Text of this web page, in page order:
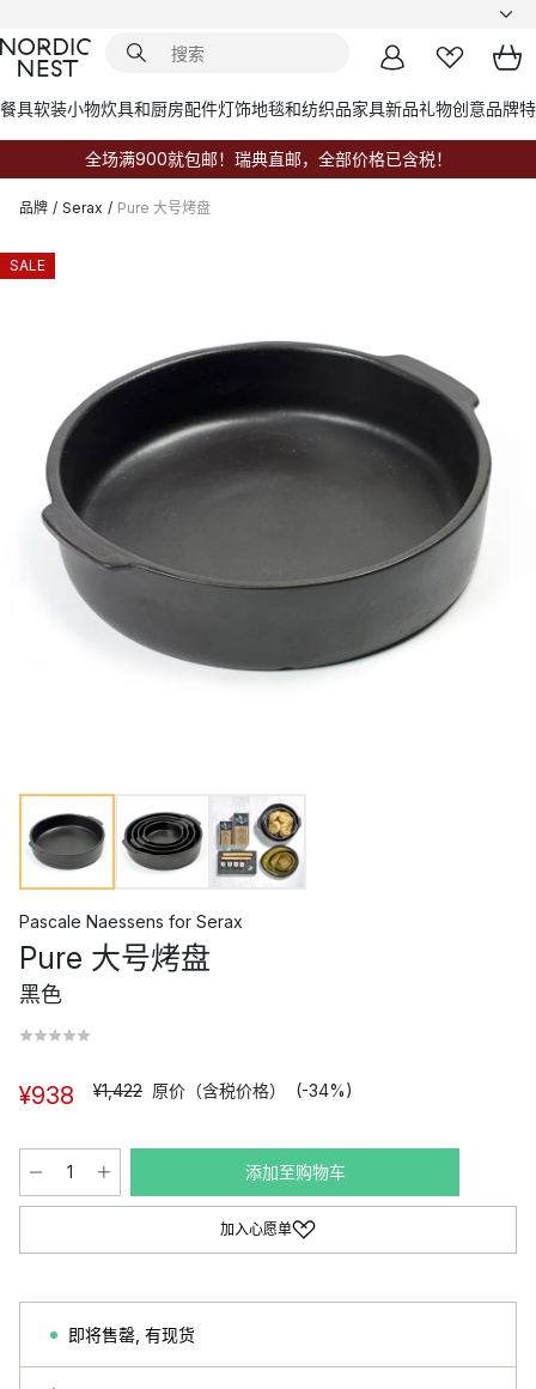
餐具软装小物炊具和厨房配件灯饰地毯和纺织品家具新品礼物创意品牌
全场满900就包邮！瑞典直邮，全部价格已含税！
品牌 / Serax / Pure 大号烤盘
SALE
Pascale Naessens for Serax
Pure 大号烤盘
黑色
¥938 ¥1,422 原价（含税价格） (-34%)
添加至购物车
加入心愿单
即将售罄 有现货